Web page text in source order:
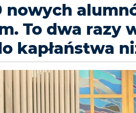
nowych
To dwa razy
kapłaństwa